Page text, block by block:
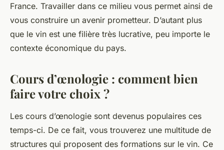
France. Travailler dans ce milieu vous permet ainsi de
vous construire un avenir prometteur. D’autant plus
que le vin est une filière très lucrative, peu importe le
contexte économique du pays.
Cours d’œnologie : comment bien
faire votre choix ?
Les cours d’œnologie sont devenus populaires ces
temps-ci. De ce fait, vous trouverez une multitude de
structures qui proposent des formations sur le vin. Ce